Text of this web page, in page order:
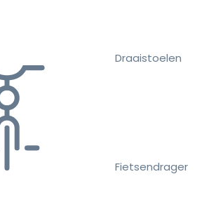
Draaistoelen
Fietsendrager